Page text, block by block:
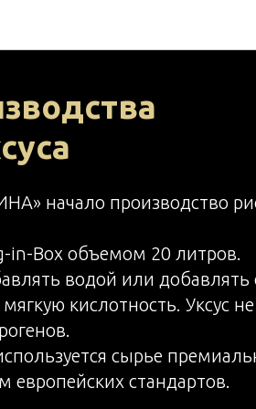
начало производство
in-Box объемом 20 литров.
водой или добавлять
кислотность. Уксус не
сырье
европейских стандартов.